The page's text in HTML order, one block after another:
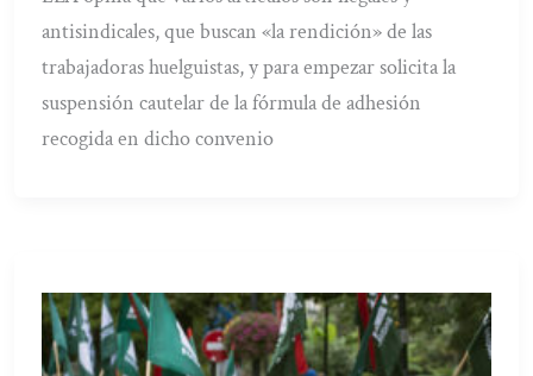
antisindicales, que buscan «la rendición» de las
trabajadoras huelguistas, y para empezar solicita la
suspensión cautelar de la fórmula de adhesión
recogida en dicho convenio